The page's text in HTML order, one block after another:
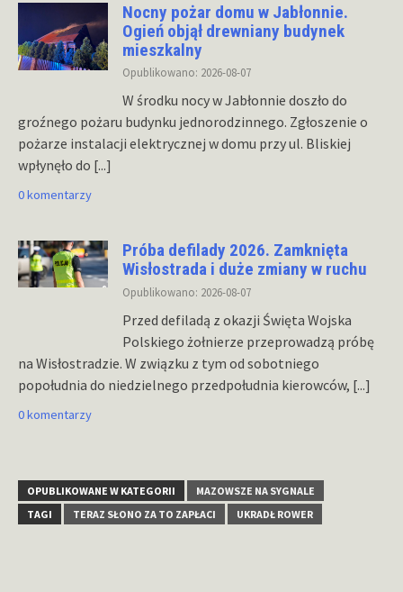
Nocny pożar domu w Jabłonnie.
Ogień objął drewniany budynek
mieszkalny
Opublikowano: 2026-08-07
W środku nocy w Jabłonnie doszło do
groźnego pożaru budynku jednorodzinnego. Zgłoszenie o
pożarze instalacji elektrycznej w domu przy ul. Bliskiej
wpłynęło do [...]
0 komentarzy
Próba defilady 2026. Zamknięta
Wisłostrada i duże zmiany w ruchu
Opublikowano: 2026-08-07
Przed defiladą z okazji Święta Wojska
Polskiego żołnierze przeprowadzą próbę
na Wisłostradzie. W związku z tym od sobotniego
popołudnia do niedzielnego przedpołudnia kierowców, [...]
0 komentarzy
OPUBLIKOWANE W KATEGORII
MAZOWSZE NA SYGNALE
TAGI
TERAZ SŁONO ZA TO ZAPŁACI UKRADŁ ROWER